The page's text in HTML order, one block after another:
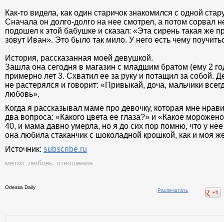
Как-то видела, как один старичок знакомился с одной
Сначала он долго-долго на нее смотрел, а потом сорвал
подошел к этой бабушке и сказал: «Эта сирень такая же
зовут Иван». Это было так мило. У него есть чему
История, рассказанная моей девушкой.
Зашла она сегодня в магазин с младшим братом (ему 2
примерно лет 3. Схватил ее за руку и потащил за собой.
не растерялся и говорит: «Привыкай, доча, мальчики
любовь».
Когда я рассказывал маме про девочку, которая мне
два вопроса: «Какого цвета ее глаза?» и «Какое
40, и мама давно умерла, но я до сих пор помню, что у
она любила стаканчик с шоколадной крошкой, как и моя
Источник: subscribe.ru
метки: любовь; отношения
Odessa Daily